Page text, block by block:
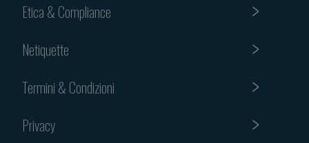
Etica & Compliance
Netiquette
Termini & Condizioni
Privacy